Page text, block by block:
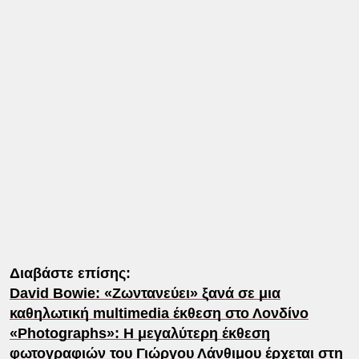
Διαβάστε επίσης:
David Bowie: «Ζωντανεύει» ξανά σε μια
καθηλωτική multimedia έκθεση στο Λονδίνο
«Photographs»: Η μεγαλύτερη έκθεση
φωτογραφιών του Γιώργου Λάνθιμου έρχεται στη